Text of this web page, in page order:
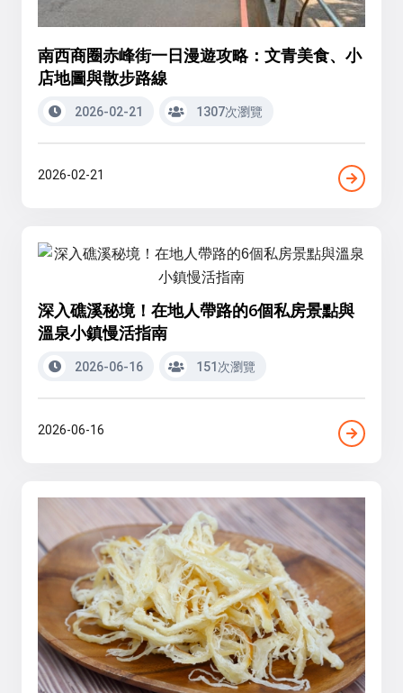
南西商圈赤峰街一日漫遊攻略：文青美食、小
店地圖與散步路線
2026-02-21 1307次瀏覽
2026-02-21
深入礁溪秘境！在地人帶路的6個私房景點與
溫泉小鎮慢活指南
2026-06-16 151次瀏覽
2026-06-16